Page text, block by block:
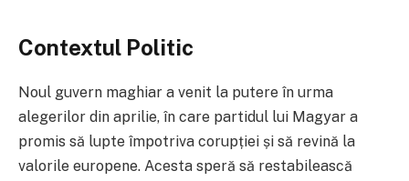
Contextul Politic
Noul guvern maghiar a venit la putere în urma
alegerilor din aprilie, în care partidul lui Magyar a
promis să lupte împotriva corupției și să revină la
valorile europene. Acesta speră să restabilească